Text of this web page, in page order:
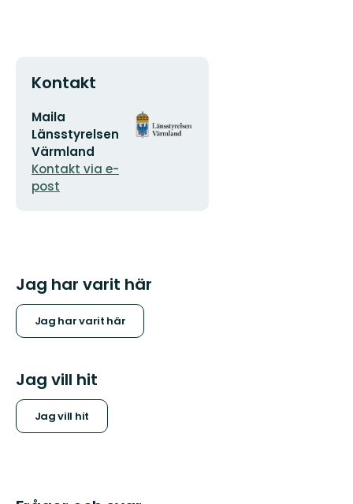
Kontakt
E-
postadress
Maila
Länsstyrelsen
Värmland
Kontakt via e-
post
Organisationens
logotyp
Jag har varit här
Jag har varit här
Jag vill hit
Jag vill hit